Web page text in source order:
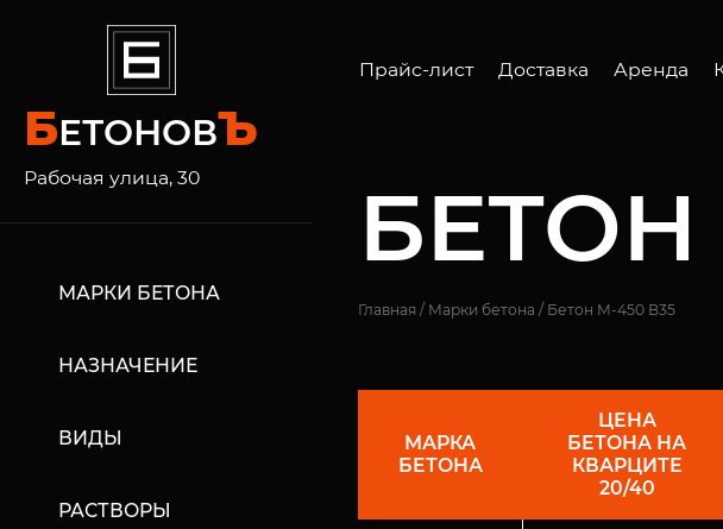
БЕТОНОВЪ
Рабочая улица, 30
МАРКИ БЕТОНА
НАЗНАЧЕНИЕ
ВИДЫ
РАСТВОРЫ
Прайс-лист Доставка
Лента
Аренда
Лента
БЕТОН
Главная / Марки бетона / Бетон M-450 В35
МАРКА
БЕТОНА
ЦЕНА
БЕТОНА НА
КВАРЦИТЕ
20/40